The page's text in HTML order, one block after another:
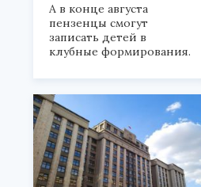
А в конце августа
пензенцы смогут
записать детей в
клубные формирования.